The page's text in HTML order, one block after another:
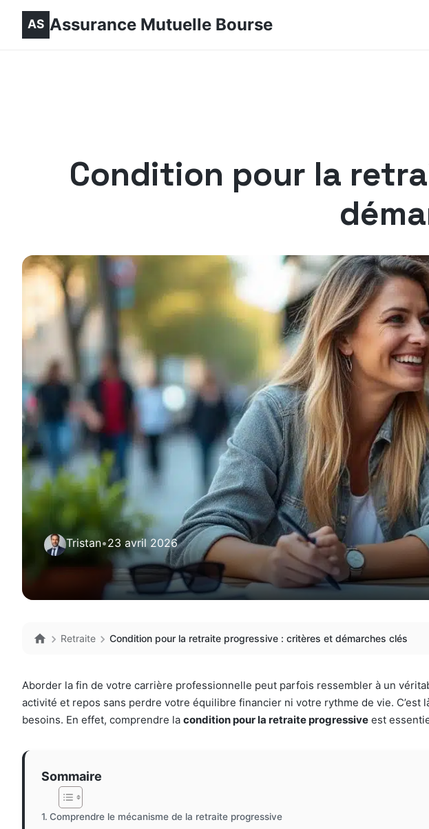
Assurance Mutuelle Bourse
Condition pour la
Tristan•23 avril 2026
Retraite Condition pour la retraite progressive : critères et démarches clés
Aborder la fin de votre carrière professionnelle peut parfois ressembler à un
activité et repos sans perdre votre équilibre financier ni votre rythme de vie.
besoins. En effet, comprendre la condition pour la retraite progressive est
Sommaire
Comprendre le mécanisme de la retraite progressive